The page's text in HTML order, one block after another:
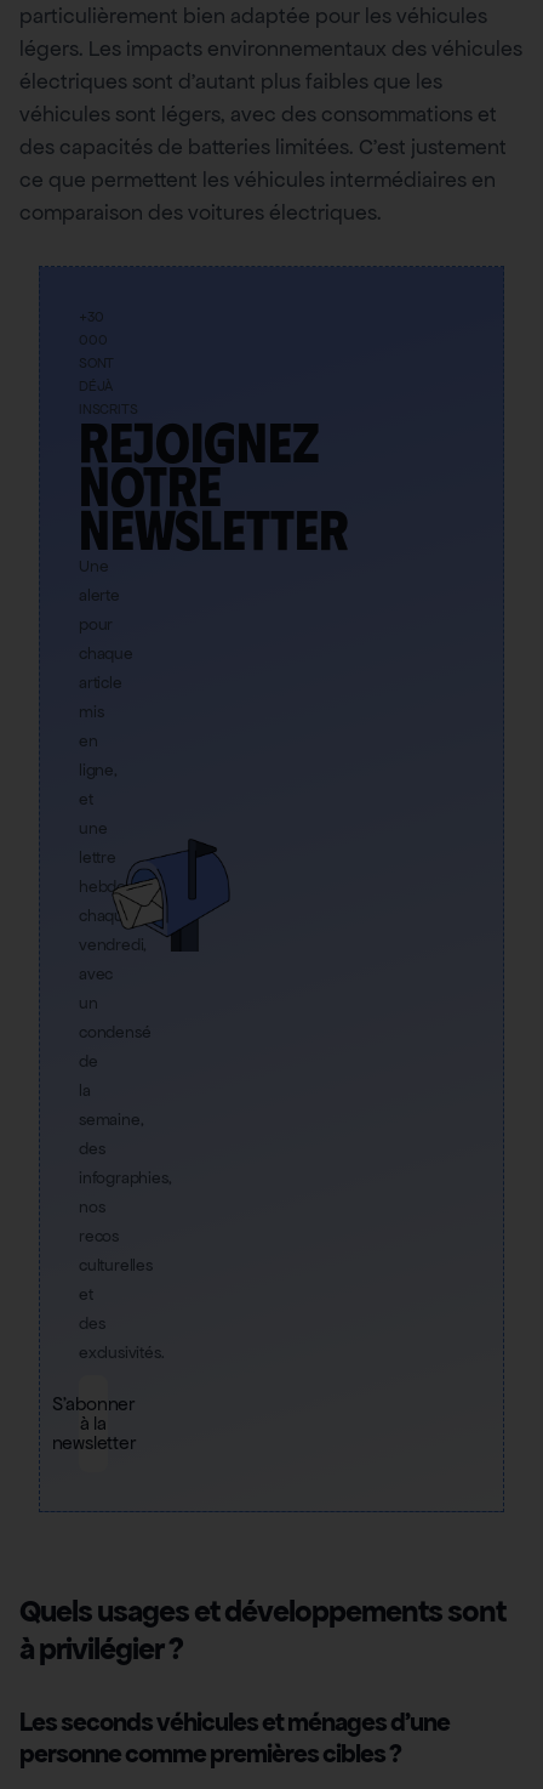
particulièrement bien adaptée pour les véhicules
légers. Les impacts environnementaux des véhicules
électriques sont d’autant plus faibles que les
véhicules sont légers, avec des consommations et
des capacités de batteries limitées. C’est justement
ce que permettent les véhicules intermédiaires en
comparaison des voitures électriques.
+30
000
SONT
DÉJÀ
INSCRITS
Rejoignez
notre
newsletter
Une
alerte
pour
chaque
article
mis
en
ligne,
et
une
lettre
hebdo
chaque
vendredi,
avec
un
condensé
de
la
semaine,
des
infographies,
nos
recos
culturelles
et
des
exclusivités.
S'abonner
à la
newsletter
Quels usages et développements sont
à privilégier ?
Les seconds véhicules et ménages d’une
personne comme premières cibles ?